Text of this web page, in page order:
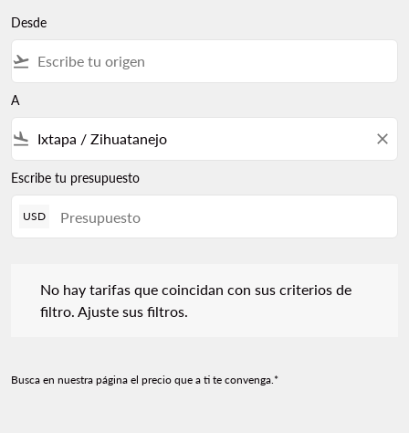
Desde
flight_takeoff
A
flight_land close
Escribe tu presupuesto
USD
No hay tarifas que coincidan con sus criterios de
filtro. Ajuste sus filtros.
Busca en nuestra página el precio que a ti te convenga.*